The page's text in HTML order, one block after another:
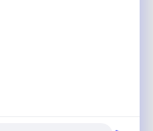
بأحدث الأجهزة. إنه لقد فاز